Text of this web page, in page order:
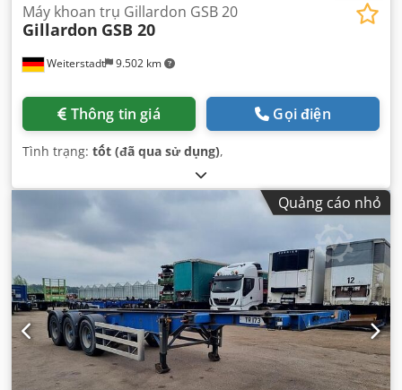
Weiterstadt 9.502 km
Máy khoan trụ Gillardon GSB 20
Gillardon GSB 20
Thông tin giá Gọi điện
Tình trạng: tốt (đã qua sử dụng),
Quảng cáo nhỏ